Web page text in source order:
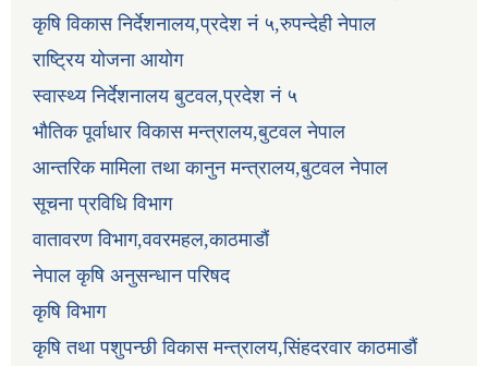
कृषि विकास निर्देशनालय,प्रदेश नं ५,रुपन्देही नेपाल
राष्ट्रिय योजना आयोग
स्वास्थ्य निर्देशनालय बुटवल,प्रदेश नं ५
भौतिक पूर्वाधार विकास मन्त्रालय,बुटवल नेपाल
आन्तरिक मामिला तथा कानुन मन्त्रालय,बुटवल नेपाल
सूचना प्रविधि विभाग
वातावरण विभाग,ववरमहल,काठमाडौं
नेपाल कृषि अनुसन्धान परिषद
कृषि विभाग
कृषि तथा पशुपन्छी विकास मन्त्रालय,सिंहदरवार काठमाडौं